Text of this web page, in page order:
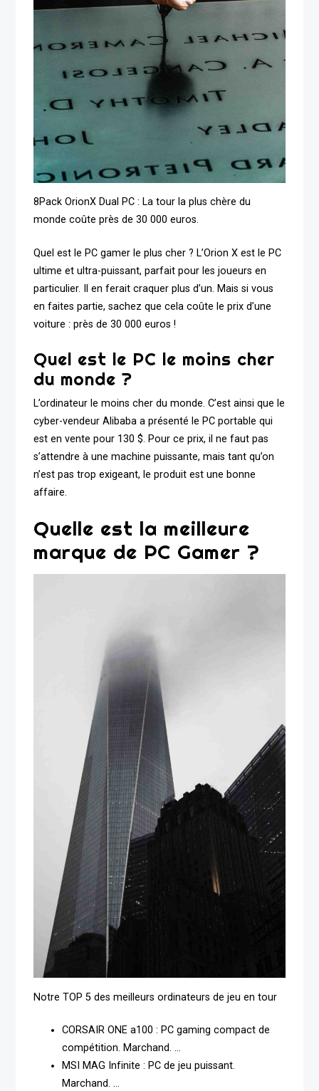
8Pack OrionX Dual PC : La tour la plus chère du
monde coûte près de 30 000 euros.
Quel est le PC gamer le plus cher ? L’Orion X est le PC
ultime et ultra-puissant, parfait pour les joueurs en
particulier. Il en ferait craquer plus d’un. Mais si vous
en faites partie, sachez que cela coûte le prix d’une
voiture : près de 30 000 euros !
Quel est le PC le moins cher
du monde ?
L’ordinateur le moins cher du monde. C’est ainsi que le
cyber-vendeur Alibaba a présenté le PC portable qui
est en vente pour 130 $. Pour ce prix, il ne faut pas
s’attendre à une machine puissante, mais tant qu’on
n’est pas trop exigeant, le produit est une bonne
affaire.
Quelle est la meilleure
marque de PC Gamer ?
Notre TOP 5 des meilleurs ordinateurs de jeu en tour
CORSAIR ONE a100 : PC gaming compact de
compétition. Marchand. …
MSI MAG Infinite : PC de jeu puissant.
Marchand. …